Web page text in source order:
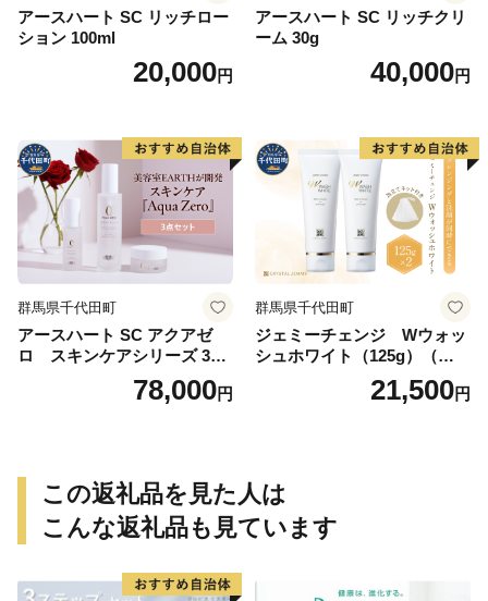
アースハート SC リッチロー
ション 100ml
20,000円
アースハート SC リッチクリ
ーム 30g
40,000円
群馬県千代田町
アースハート SC アクアゼ
ロ スキンケアシリーズ 3点
78,000円
群馬県千代田町
ジェミーチェンジ Wウォッ
シュホワイト（125g）（泡立
てネット付）×2本 群馬県 千
21,500円
この返礼品を見た人は
こんな返礼品も見ています